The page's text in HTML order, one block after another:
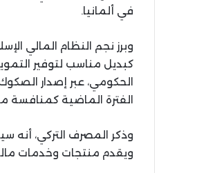
في ألمانيا.
وبرز نجم النظام المالي
كبديل مناسب لتوفير
الحكومي، عبر إصدار
الفترة الماضية كمنافسة
ويقدم منتجات وخدمات